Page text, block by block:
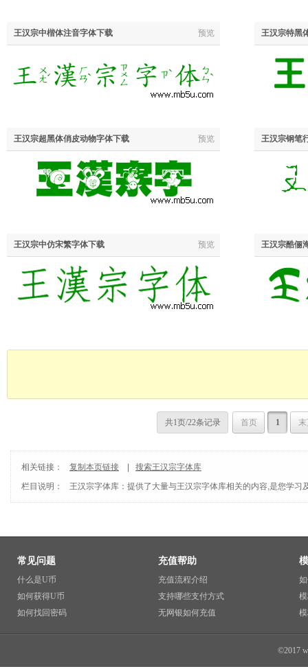
王汉宗中楷体注音字体下载 预览 王汉宗特黑
王汉宗超黑体俏皮动物字体下载 预览 王汉宗钢笔
王汉宗中仿宋繁字体下载 预览 王汉宗酷俪
共1页/22条记录 首页 1 末
相关链接： 复制本页链接
搜索王汉宗字体库
栏目说明：
王汉宗字体库 ：提供了大量与王汉宗字体库相关的内容,是您学
常见问题
什么是U币
如何获得U币
如何找回密码
充值帮助
充值流程介绍
支持哪些支付方式
无网银如何充值
©2017